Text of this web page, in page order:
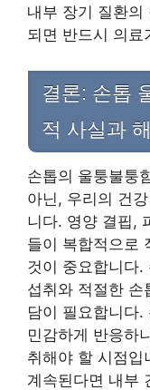
내부 장기 질환의
되면 반드시 의료
결론: 손톱
적 사실과
손톱의 울퉁불퉁
아닌, 우리의 건
니다. 영양 결핍,
들이 복합적으로
것이 중요합니다.
섭취와 적절한
담이 필요합니다
민감하게 반응하
취해야 할 시점입
계속된다면 내부